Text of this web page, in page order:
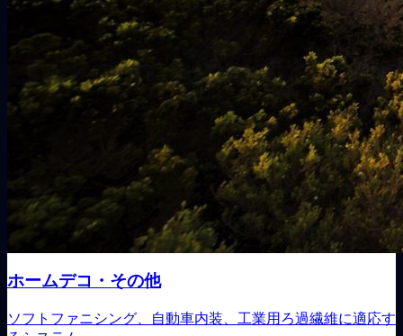
ホームデコ・その他
ソフトファニシング、自動車内装、工業用ろ過繊維に適応す